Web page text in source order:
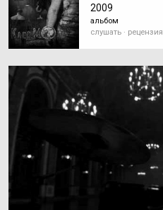
2009
альбом
слушать · рецензия